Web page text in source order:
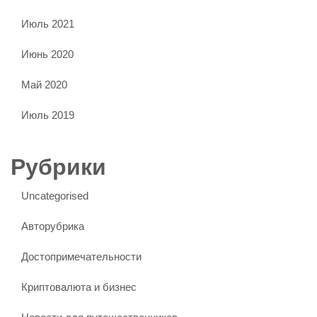
Июль 2021
Июнь 2020
Май 2020
Июль 2019
Рубрики
Uncategorised
Авторубрика
Достопримечательности
Криптовалюта и бизнес